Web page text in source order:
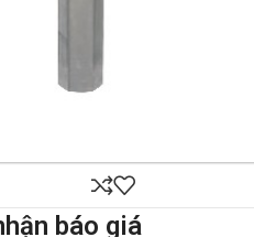
báo giá